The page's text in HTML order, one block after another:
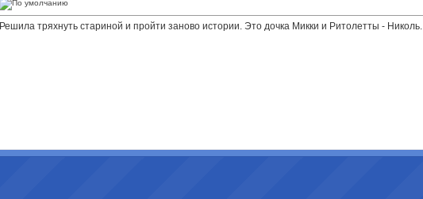
Решила тряхнуть стариной и пройти заново истории. Это дочка Микки и Ритолетты - Николь.